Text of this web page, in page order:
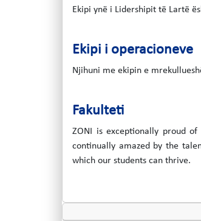
Ekipi ynë i Lidershipit të Lartë
Ekipi i operacioneve
Njihuni me ekipin e
Fakulteti
ZONI is exceptionally proud
continually amazed by the
which our students can thrive.